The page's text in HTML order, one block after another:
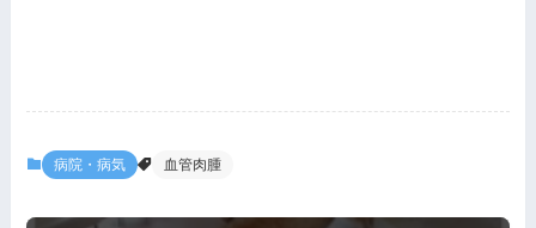
病院・病気 血管肉腫